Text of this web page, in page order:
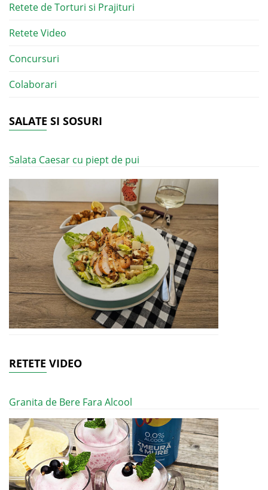
Retete de Torturi si Prajituri
Retete Video
Concursuri
Colaborari
SALATE SI SOSURI
Salata Caesar cu piept de pui
RETETE VIDEO
Granita de Bere Fara Alcool